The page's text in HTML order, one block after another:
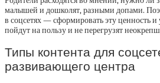
малышей и дошколят, разными допами.
в соцсетях — сформировать эту ценность и
пойдут на пользу и не перегрузят
Типы контента для
развивающего центра